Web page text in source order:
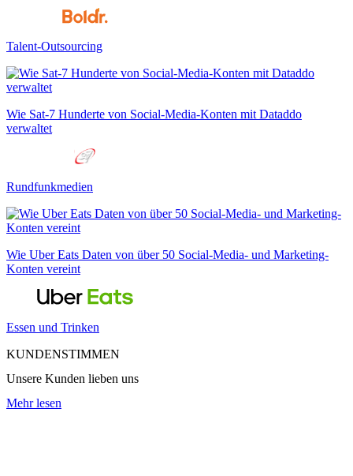
Talent-Outsourcing
Wie Sat-7 Hunderte von Social-Media-Konten mit Dataddo
verwaltet
Rundfunkmedien
Wie Uber Eats Daten von über 50 Social-Media- und Marketing-
Konten vereint
Essen und Trinken
KUNDENSTIMMEN
Unsere Kunden lieben uns
Mehr lesen